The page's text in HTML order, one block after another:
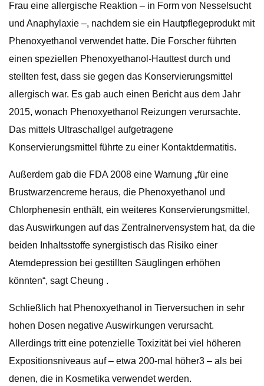
Frau eine allergische Reaktion – in Form von Nesselsucht
und Anaphylaxie –, nachdem sie ein Hautpflegeprodukt mit
Phenoxyethanol verwendet hatte. Die Forscher führten
einen speziellen Phenoxyethanol-Hauttest durch und
stellten fest, dass sie gegen das Konservierungsmittel
allergisch war. Es gab auch einen Bericht aus dem Jahr
2015, wonach Phenoxyethanol Reizungen verursachte.
Das mittels Ultraschallgel aufgetragene
Konservierungsmittel führte zu einer Kontaktdermatitis.
Außerdem gab die FDA 2008 eine Warnung „für eine
Brustwarzencreme heraus, die Phenoxyethanol und
Chlorphenesin enthält, ein weiteres Konservierungsmittel,
das Auswirkungen auf das Zentralnervensystem hat, da die
beiden Inhaltsstoffe synergistisch das Risiko einer
Atemdepression bei gestillten Säuglingen erhöhen
könnten“, sagt Cheung .
Schließlich hat Phenoxyethanol in Tierversuchen in sehr
hohen Dosen negative Auswirkungen verursacht.
Allerdings tritt eine potenzielle Toxizität bei viel höheren
Expositionsniveaus auf – etwa 200-mal höher3 – als bei
denen, die in Kosmetika verwendet werden.